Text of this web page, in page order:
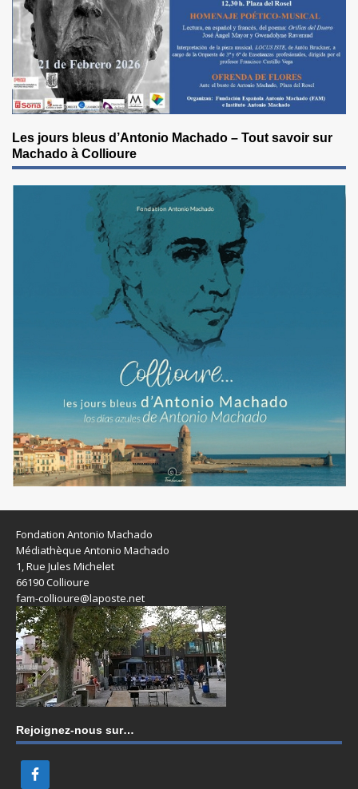
Les jours bleus d’Antonio Machado – Tout savoir sur
Machado à Collioure
Fondation Antonio Machado
Médiathèque Antonio Machado
1, Rue Jules Michelet
66190 Collioure
fam-collioure@laposte.net
Rejoignez-nous sur…